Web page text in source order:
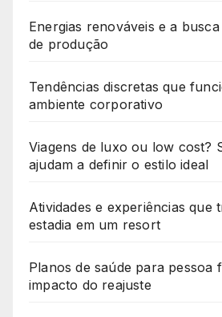
Energias renováveis e a
de produção
Tendências discretas que
ambiente corporativo
Viagens de luxo ou low cost?
ajudam a definir o estilo ideal
Atividades e experiências que
estadia em um resort
Planos de saúde para pessoa
impacto do reajuste